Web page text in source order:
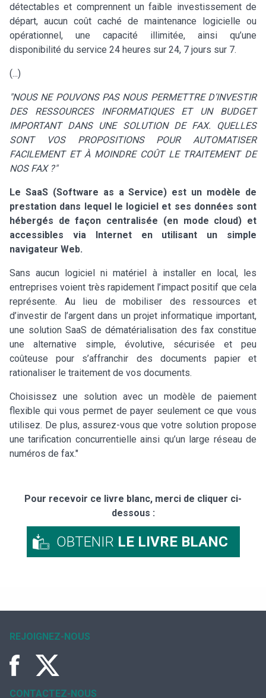
détectables et comprennent un faible investissement de
départ, aucun coût caché de maintenance logicielle ou
opérationnel, une capacité illimitée, ainsi qu’une
disponibilité du service 24 heures sur 24, 7 jours sur 7.
(...)
"NOUS NE POUVONS PAS NOUS PERMETTRE D’INVESTIR
DES RESSOURCES INFORMATIQUES ET UN BUDGET
IMPORTANT DANS UNE SOLUTION DE FAX. QUELLES
SONT VOS PROPOSITIONS POUR AUTOMATISER
FACILEMENT ET À MOINDRE COÛT LE TRAITEMENT DE
NOS FAX ?"
Le SaaS (Software as a Service) est un modèle de
prestation dans lequel le logiciel et ses données sont
hébergés de façon centralisée (en mode cloud) et
accessibles via Internet en utilisant un simple
navigateur Web.
Sans aucun logiciel ni matériel à installer en local, les
entreprises voient très rapidement l’impact positif que cela
représente. Au lieu de mobiliser des ressources et
d’investir de l’argent dans un projet informatique important,
une solution SaaS de dématérialisation des fax constitue
une alternative simple, évolutive, sécurisée et peu
coûteuse pour s’affranchir des documents papier et
rationaliser le traitement de vos documents.
Choisissez une solution avec un modèle de paiement
flexible qui vous permet de payer seulement ce que vous
utilisez. De plus, assurez-vous que votre solution propose
une tarification concurrentielle ainsi qu’un large réseau de
numéros de fax."
Pour recevoir ce livre blanc, merci de cliquer ci-
dessous :
OBTENIR LE LIVRE BLANC
REJOIGNEZ-NOUS
CONTACTEZ-NOUS